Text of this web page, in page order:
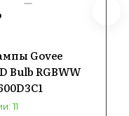
Govee
Bulb RGBWW
11